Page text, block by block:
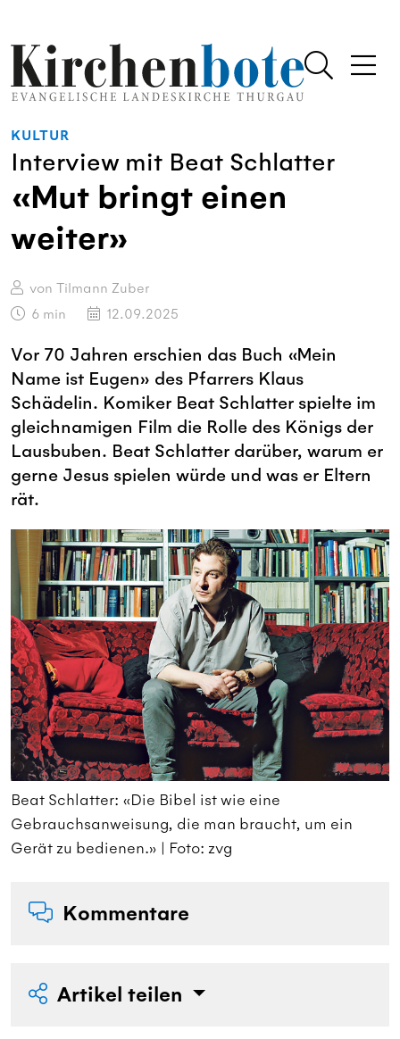
KULTUR
Interview mit Beat Schlatter
«Mut bringt einen
weiter»
von Tilmann Zuber
6 min 12.09.2025
Vor 70 Jahren erschien das Buch «Mein
Name ist Eugen» des Pfarrers Klaus
Schädelin. Komiker Beat Schlatter spielte im
gleichnamigen Film die Rolle des Königs der
Lausbuben. Beat Schlatter darüber, warum er
gerne Jesus spielen würde und was er Eltern
rät.
Beat Schlatter: «Die Bibel ist wie eine
Gebrauchsanweisung, die man braucht, um ein
Gerät zu bedienen.» | Foto: zvg
Kommentare
Artikel teilen